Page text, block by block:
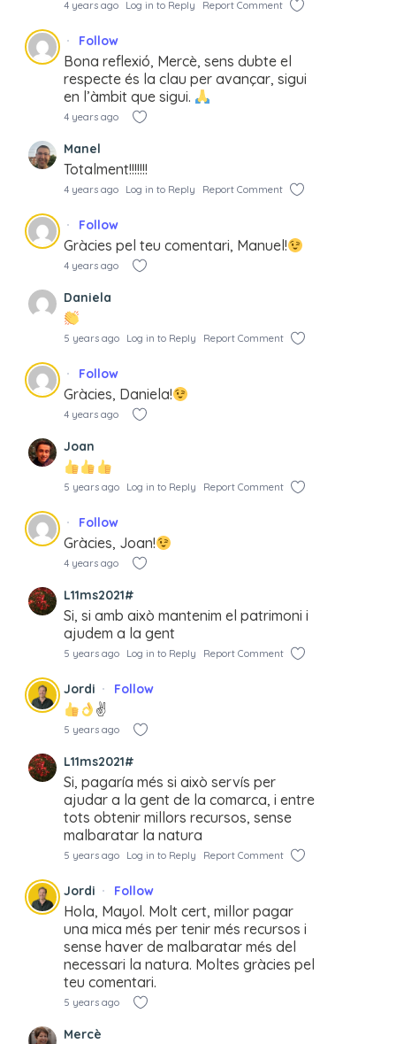
4 years ago Log in to Reply Report Comment
Follow
Bona reflexió, Mercè, sens dubte el
respecte és la clau per avançar, sigui
en l’àmbit que sigui.
4 years ago
Manel
Totalment!!!!!!!
4 years ago Log in to Reply Report Comment
Follow
Gràcies pel teu comentari, Manuel!
4 years ago
Daniela
5 years ago Log in to Reply Report Comment
Follow
Gràcies, Daniela!
4 years ago
Joan
5 years ago Log in to Reply Report Comment
Follow
Gràcies, Joan!
4 years ago
L11ms2021#
Si, si amb això mantenim el patrimoni i
ajudem a la gent
5 years ago Log in to Reply Report Comment
Jordi Follow
✌
5 years ago
L11ms2021#
Si, pagaría més si això servís per
ajudar a la gent de la comarca, i entre
tots obtenir millors recursos, sense
malbaratar la natura
5 years ago Log in to Reply Report Comment
Jordi Follow
Hola, Mayol. Molt cert, millor pagar
una mica més per tenir més recursos i
sense haver de malbaratar més del
necessari la natura. Moltes gràcies pel
teu comentari.
5 years ago
Mercè